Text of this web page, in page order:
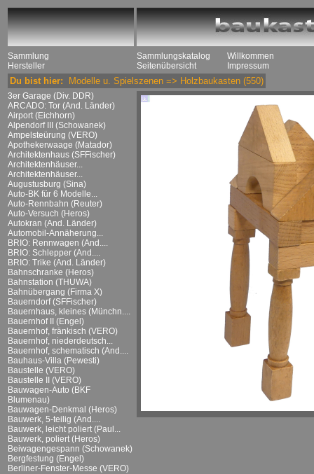
Sammlung
Hersteller
Sammlungskatalog
Seitenübersicht
Willkommen
Impressum
Du bist hier: Modelle u. Spielszenen => Holzbaukasten (550)
3er Garage (Div. DDR)
ARCADO: Tor (And. Länder)
Airport (Eichhorn)
Alpendorf III (Schowanek)
Ampelsteürung (VERO)
Apothekerwaage (Matador)
Architektenhaus (SFFischer)
Architektenhäuser...
Architektenhäuser...
Augustusburg (Sina)
Auto-BK für 6 Modelle...
Auto-Rennbahn (Reuter)
Auto-Versuch (Heros)
Autokran (And. Länder)
Automobil-Annäherung...
BRIO: Rennwagen (And....
BRIO: Schlepper (And....
BRIO: Trike (And. Länder)
Bahnschranke (Heros)
Bahnstation (THUWA)
Bahnübergang (Firma X)
Bauerndorf (SFFischer)
Bauernhaus, kleines (Münchn....
Bauernhof II (Engel)
Bauernhof, fränkisch (VERO)
Bauernhof, niederdeutsch...
Bauernhof, schematisch (And....
Bauhaus-Villa (Pewesti)
Baustelle (VERO)
Baustelle II (VERO)
Bauwagen-Auto (BKF
Blumenau)
Bauwagen-Denkmal (Heros)
Bauwerk, 5-teilig (And....
Bauwerk, leicht poliert (Paul...
Bauwerk, poliert (Heros)
Beiwagengespann (Schowanek)
Bergfestung (Engel)
Berliner-Fenster-Messe (VERO)